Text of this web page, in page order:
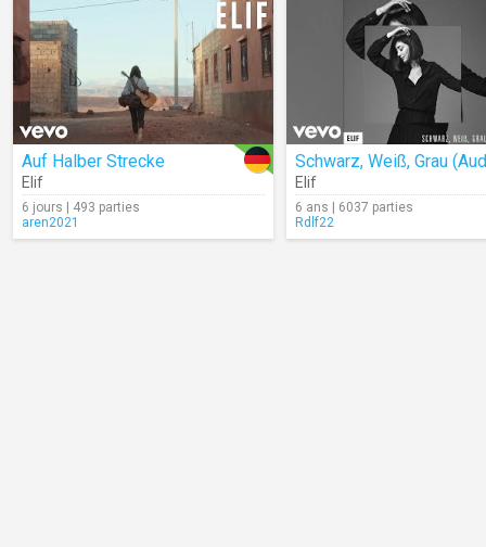
Auf Halber Strecke
Elif
6 jours | 493 parties
aren2021
Schwarz, Weiß, Grau
Elif
6 ans | 6037 parties
Rdlf22